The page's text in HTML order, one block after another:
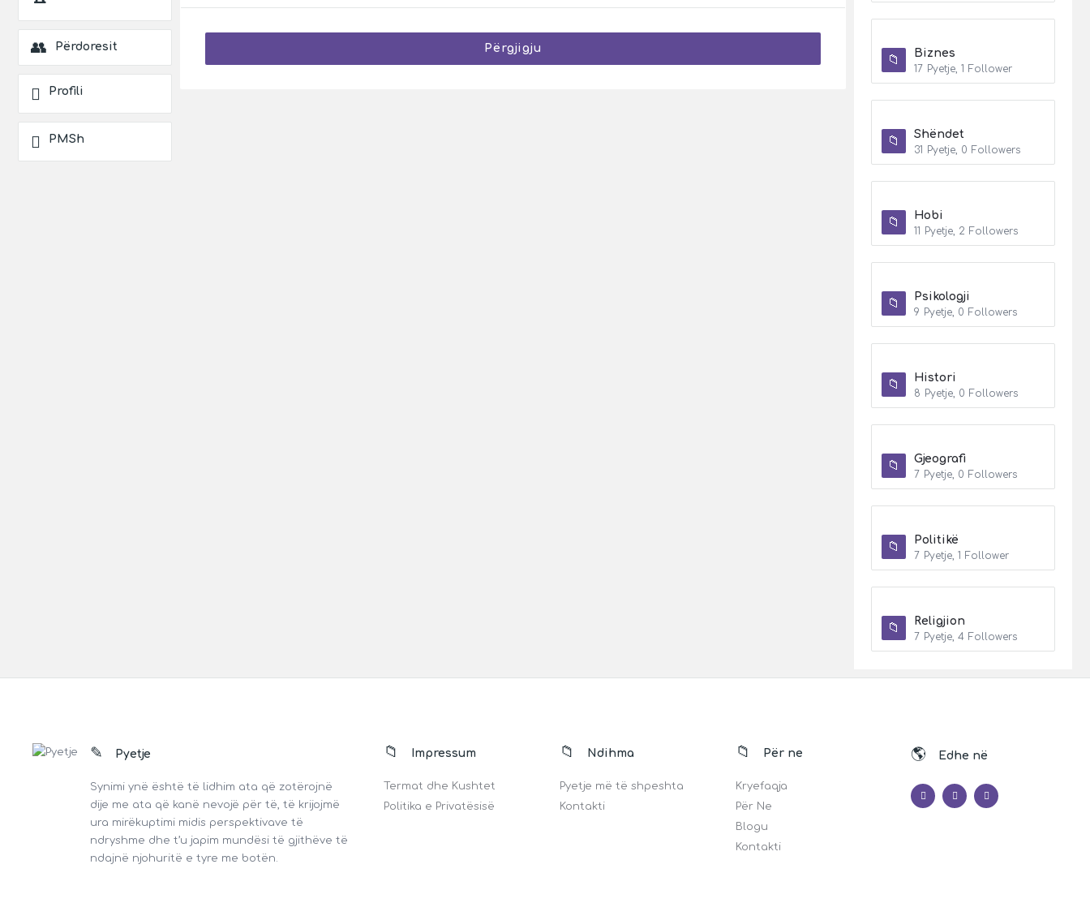
Përgjigju Biznes
17 Pyetje, 1 Follower
Shëndet
31 Pyetje, 0 Followers
Hobi
11 Pyetje, 2 Followers
Psikologji
9 Pyetje, 0 Followers
Histori
8 Pyetje, 0 Followers
Gjeografi
7 Pyetje, 0 Followers
Politikë
7 Pyetje, 1 Follower
Religjion
7 Pyetje, 4 Followers
Përdoresit
Profili
PMSh
Footer Pyetje
Synimi ynë është të lidhim ata që zotërojnë
dije me ata që kanë nevojë për të, të krijojmë
ura mirëkuptimi midis perspektivave të
ndryshme dhe t’u japim mundësi të gjithëve të
ndajnë njohuritë e tyre me botën.
Impressum
Termat dhe Kushtet
Politika e Privatësisë
Ndihma
Pyetje më të shpeshta
Kontakti
Për ne
Kryefaqja
Për Ne
Blogu
Kontakti
Edhe në